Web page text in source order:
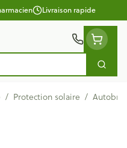
Livraison rapide
/ Protection solaire /